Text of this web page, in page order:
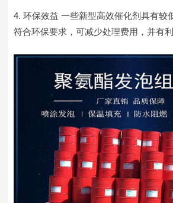
环保效益 一些新型高效催化剂具有较
符合环保要求，可减少处理费用，并有